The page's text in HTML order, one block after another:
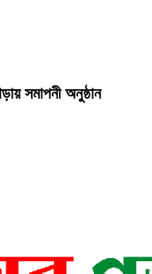
সমাপনী অনুষ্ঠান